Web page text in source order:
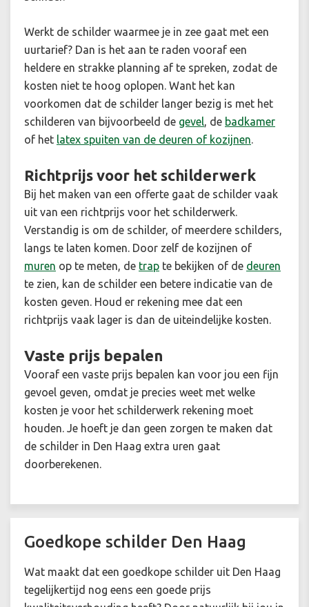
Werkt de schilder waarmee je in zee gaat met een
uurtarief? Dan is het aan te raden vooraf een
heldere en strakke planning af te spreken, zodat de
kosten niet te hoog oplopen. Want het kan
voorkomen dat de schilder langer bezig is met het
schilderen van bijvoorbeeld de gevel, de badkamer
of het latex spuiten van de deuren of kozijnen.
Richtprijs voor het schilderwerk
Bij het maken van een offerte gaat de schilder vaak
uit van een richtprijs voor het schilderwerk.
Verstandig is om de schilder, of meerdere schilders,
langs te laten komen. Door zelf de kozijnen of
muren op te meten, de trap te bekijken of de deuren
te zien, kan de schilder een betere indicatie van de
kosten geven. Houd er rekening mee dat een
richtprijs vaak lager is dan de uiteindelijke kosten.
Vaste prijs bepalen
Vooraf een vaste prijs bepalen kan voor jou een fijn
gevoel geven, omdat je precies weet met welke
kosten je voor het schilderwerk rekening moet
houden. Je hoeft je dan geen zorgen te maken dat
de schilder in Den Haag extra uren gaat
doorberekenen.
Goedkope schilder Den Haag
Wat maakt dat een goedkope schilder uit Den Haag
tegelijkertijd nog eens een goede prijs